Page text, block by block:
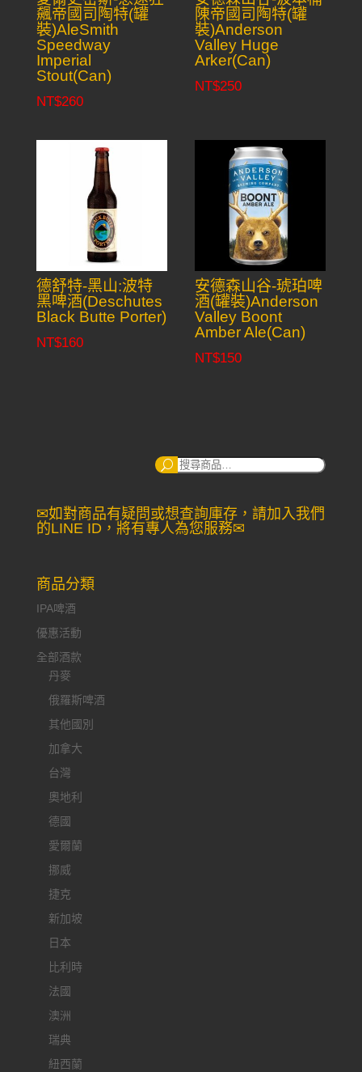
飆帝國司陶特(罐
裝)AleSmith
Speedway
Imperial
Stout(Can)
NT$260
陳帝國司陶特(罐
裝)Anderson
Valley Huge
Arker(Can)
NT$250
德舒特-黑山:波特
黑啤酒(Deschutes
Black Butte Porter)
NT$160
安德森山谷-琥珀啤
酒(罐裝)Anderson
Valley Boont
Amber Ale(Can)
NT$150
搜
✉如對商品有疑問或想查詢庫存，請加入我們
的LINE ID，將有專人為您服務✉
商品分類
IPA啤酒
優惠活動
全部酒款
丹麥
俄羅斯啤酒
其他國別
加拿大
台灣
奧地利
德國
愛爾蘭
挪威
捷克
新加坡
日本
比利時
法國
澳洲
瑞典
紐西蘭